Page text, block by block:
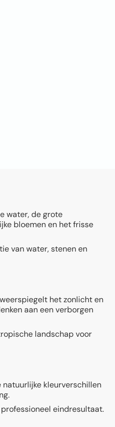
water, de grote
bloemen en het frisse
van water, stenen en
het zonlicht en
aan een verborgen
landschap voor
kleurverschillen
eindresultaat.